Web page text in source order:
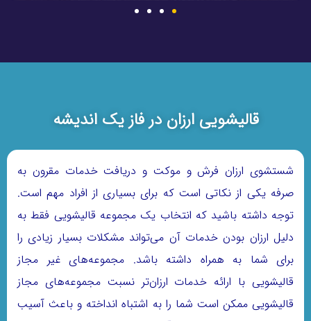
قالیشویی ارزان در فاز یک اندیشه
شستشوی ارزان فرش و موکت و دریافت خدمات مقرون به
صرفه یکی از نکاتی است که برای بسیاری از افراد مهم است.
توجه داشته باشید که انتخاب یک مجموعه قالیشویی فقط به
دلیل ارزان بودن خدمات آن می‌تواند مشکلات بسیار زیادی را
برای شما به همراه داشته باشد. مجموعه‌های غیر مجاز
قالیشویی با ارائه خدمات ارزان‌تر نسبت مجموعه‌های مجاز
قالیشویی ممکن است شما را به اشتباه انداخته و باعث آسیب